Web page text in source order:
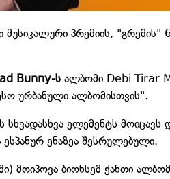
პრემიის, "გრემის"
Bunny-ს ალბომი Debi Tirar
ურბანული ალბომისთვის".
ელემენტს მოიცავს
ენაზეა შესრულებული.
მოიპოვა ბიონსემ ქანთი